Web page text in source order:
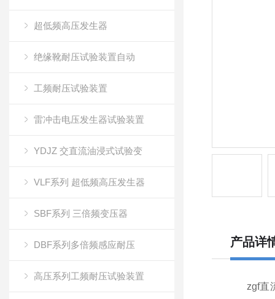
超低频高压发生器
绝缘靴耐压试验装置自动
工频耐压试验装置
雷冲击电压发生器试验装置
YDJZ 交直流油浸式试验变
VLF系列 超低频高压发生器
SBF系列 三倍频变压器
DBF系列多倍频感应耐压
高压系列工频耐压试验装置
产品详
zgf直流